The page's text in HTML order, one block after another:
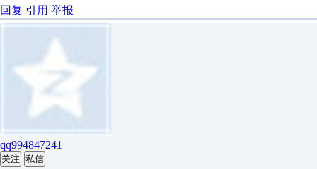
回复 引用 举报
qq994847241
关注 私信